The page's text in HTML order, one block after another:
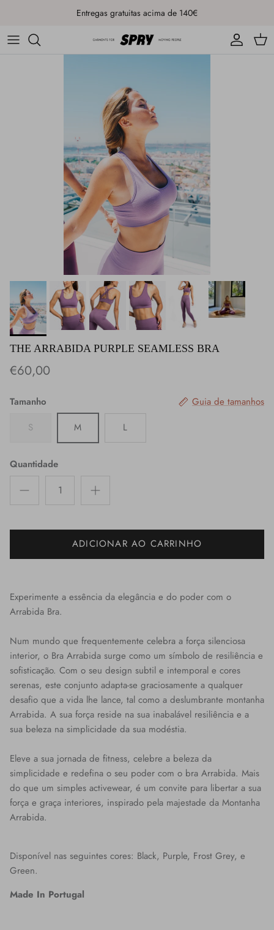
Entregas gratuitas acima de 140€
Conta
THE ARRABIDA PURPLE SEAMLESS BRA
€60,00
Tamanho
Guia de tamanhos
S
M L
Quantidade
ADICIONAR AO CARRINHO
Experimente a essência da elegância e do poder com o
Arrabida Bra.
Num mundo que frequentemente celebra a força silenciosa
interior, o Bra Arrabida surge como um símbolo de resiliência e
sofisticação. Com o seu design subtil e intemporal e cores
serenas, este conjunto adapta-se graciosamente a qualquer
desafio que a vida lhe lance, tal como a deslumbrante montanha
Arrabida. A sua força reside na sua inabalável resiliência e a
sua beleza na simplicidade da sua modéstia.
Eleve a sua jornada de fitness, celebre a beleza da
simplicidade e redefina o seu poder com o bra Arrabida. Mais
do que um simples activewear, é um convite para libertar a sua
força e graça interiores, inspirado pela majestade da Montanha
Arrabida.
Disponível nas seguintes cores: Black, Purple, Frost Grey, e
Green.
Made In Portugal